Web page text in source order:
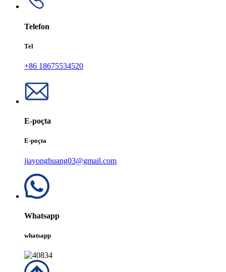
Telefon
Tel
+86 18675534520
E-poçta
E-poçta
jiayonghuang03@gmail.com
Whatsapp
whatsapp